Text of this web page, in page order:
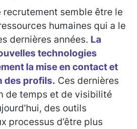
recrutement semble être le
humaines qui a le
dernières années. La
technologies
la mise en contact et
des profils. Ces dernières
de temps et de visibilité
des outils
processus d’être plus